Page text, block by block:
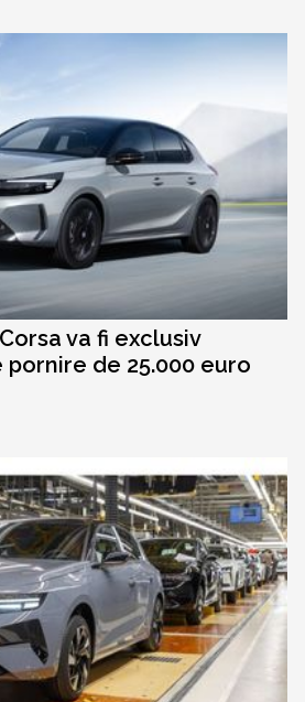
va fi exclusiv
de 25.000 euro